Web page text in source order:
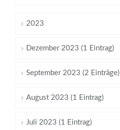
2023
Dezember 2023 (1 Eintrag)
September 2023 (2 Einträge)
August 2023 (1 Eintrag)
Juli 2023 (1 Eintrag)